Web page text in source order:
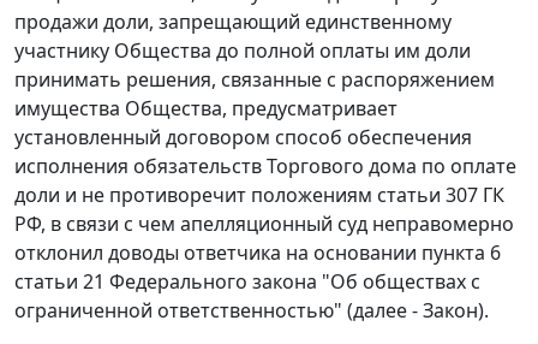
продажи доли, запрещающий единственному
участнику Общества до полной оплаты им доли
принимать решения, связанные с распоряжением
имущества Общества, предусматривает
установленный договором способ обеспечения
исполнения обязательств Торгового дома по оплате
доли и не противоречит положениям статьи 307 ГК
РФ, в связи с чем апелляционный суд неправомерно
отклонил доводы ответчика на основании пункта 6
статьи 21 Федерального закона "Об обществах с
ограниченной ответственностью" (далее - Закон).